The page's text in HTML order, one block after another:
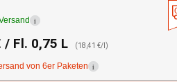
i
/ Fl. 0,75 L (18,41 €/l)
von 6er Paketen i